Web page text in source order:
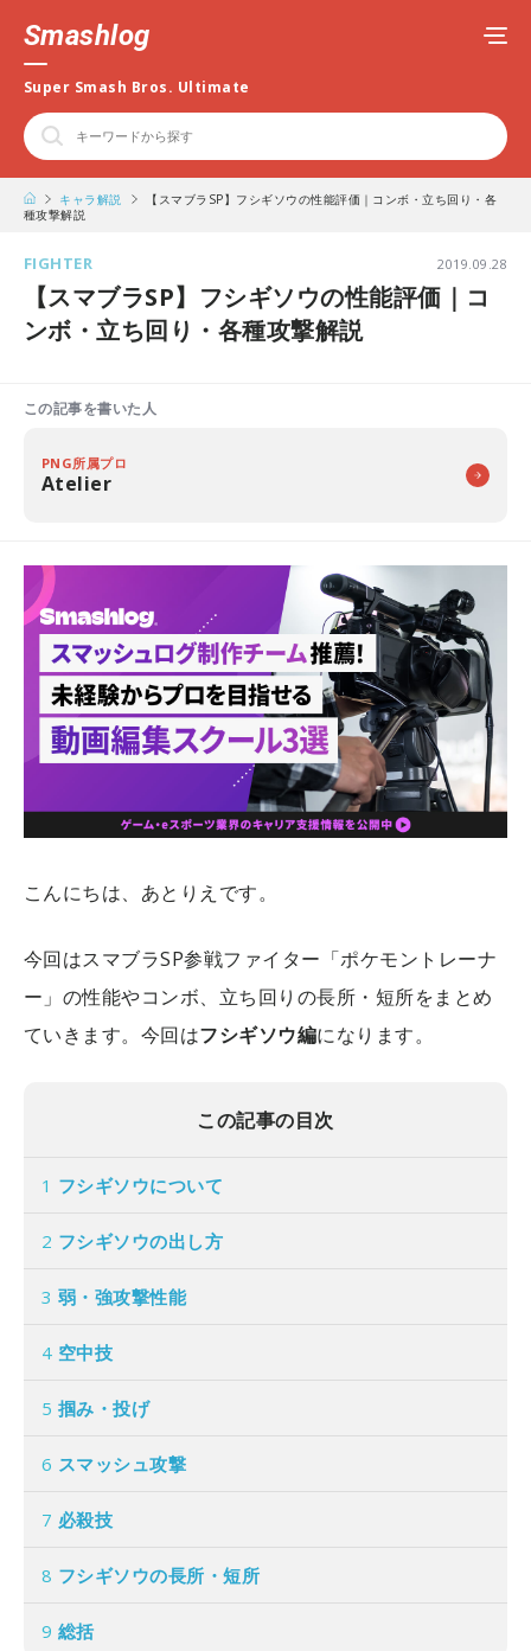
Smashlog
Super Smash Bros. Ultimate
キャラ解説
【スマブラSP】フシギソウの性能評価｜コンボ・立ち回り・各
種攻撃解説
FIGHTER 2019.09.28
【スマブラSP】フシギソウの性能評価｜コ
ンボ・立ち回り・各種攻撃解説
この記事を書いた人
PNG所属プロ
Atelier
こんにちは、あとりえです。
今回はスマブラSP参戦ファイター「ポケモントレーナ
ー」の性能やコンボ、立ち回りの長所・短所をまとめ
ていきます。今回はフシギソウ編になります。
この記事の目次
1 フシギソウについて
2 フシギソウの出し方
3 弱・強攻撃性能
4 空中技
5 掴み・投げ
6 スマッシュ攻撃
7 必殺技
8 フシギソウの長所・短所
9 総括